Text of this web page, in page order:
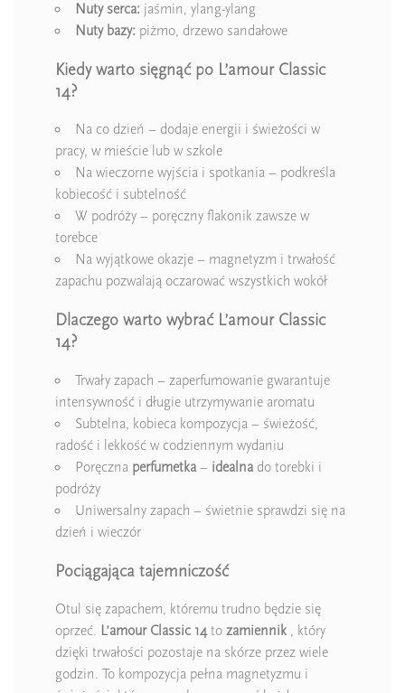
Nuty serca: jaśmin, ylang-ylang
Nuty bazy: piżmo, drzewo sandałowe
Kiedy warto sięgnąć po L’amour Classic
14?
Na co dzień – dodaje energii i świeżości w
pracy, w mieście lub w szkole
Na wieczorne wyjścia i spotkania – podkreśla
kobiecość i subtelność
W podróży – poręczny flakonik zawsze w
torebce
Na wyjątkowe okazje – magnetyzm i trwałość
zapachu pozwalają oczarować wszystkich wokół
Dlaczego warto wybrać L’amour Classic
14?
Trwały zapach – zaperfumowanie gwarantuje
intensywność i długie utrzymywanie aromatu
Subtelna, kobieca kompozycja – świeżość,
radość i lekkość w codziennym wydaniu
Poręczna perfumetka – idealna do torebki i
podróży
Uniwersalny zapach – świetnie sprawdzi się na
dzień i wieczór
Pociągająca tajemniczość
Otul się zapachem, któremu trudno będzie się
oprzeć. L’amour Classic 14to zamiennik , który
dzięki trwałości pozostaje na skórze przez wiele
godzin. To kompozycja pełna magnetyzmu i